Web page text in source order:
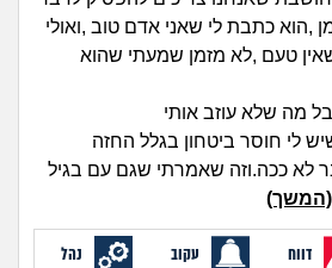
חברים ואנשים
בית, שכנים ושותפים
מה שעובר עליי
שומרים על הגוף
,הוא כתבת לי שאני אדם טוב ,ואולי
טעם ,לא מזמן שמעתי שהוא
מה שלא עוזב אותי
לי חוסר ביטחון בגלל החזה
לא ככה.וזה שאמרתי שגם עם בגיל
(המשך)
דווח עקוב נהל